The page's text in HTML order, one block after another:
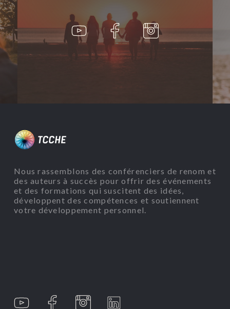
Nous rassemblons des conférenciers de renom et
des auteurs à succès pour offrir des événements
et des formations qui suscitent des idées,
développent des compétences et soutiennent
votre développement personnel.